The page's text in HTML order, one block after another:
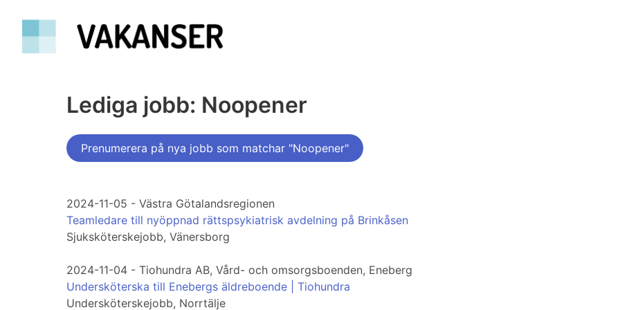
Lediga jobb: Noopener
Prenumerera på nya jobb som matchar "Noopener"
2024-11-05 - Västra Götalandsregionen
Teamledare till nyöppnad rättspsykiatrisk avdelning på Brinkåsen
Sjuksköterskejobb, Vänersborg
2024-11-04 - Tiohundra AB, Vård- och omsorgsboenden, Eneberg
Undersköterska till Enebergs äldreboende | Tiohundra
Undersköterskejobb, Norrtälje